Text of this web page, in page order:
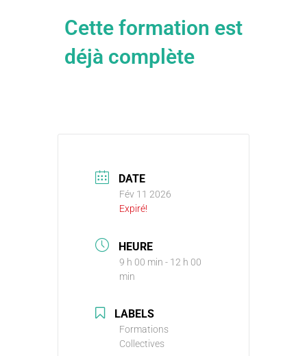
Cette formation est
déjà complète
DATE
Fév 11 2026
Expiré!
HEURE
9 h 00 min - 12 h 00
min
LABELS
Formations
Collectives